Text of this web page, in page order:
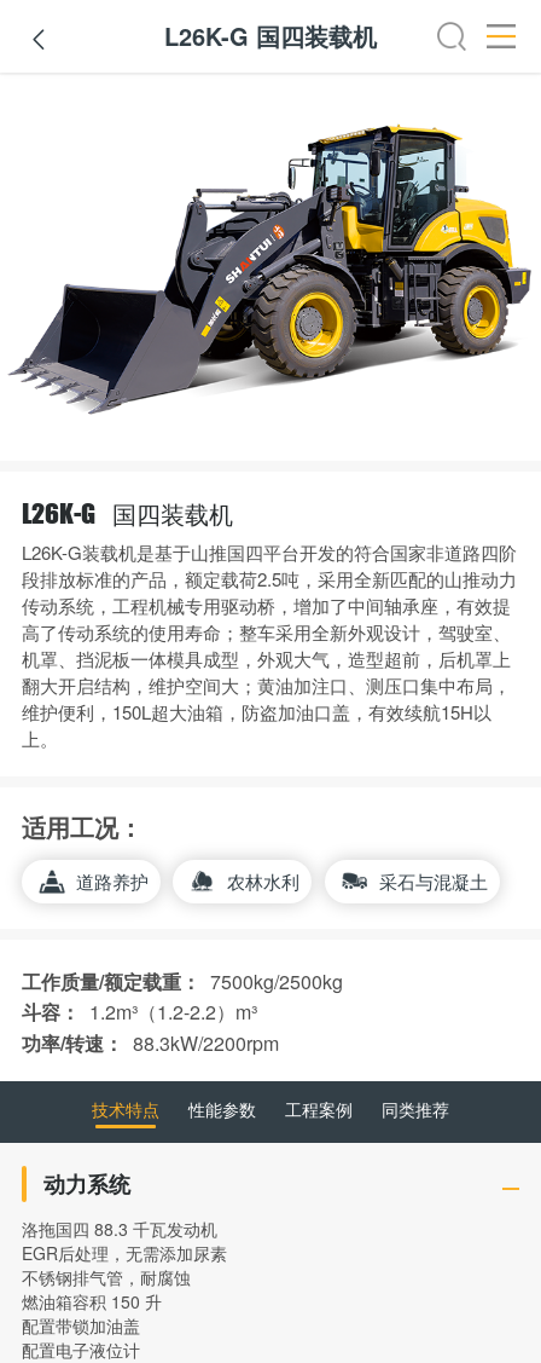
 L26K-G 国四装载机
L26K-G 国四装载机
L26K-G装载机是基于山推国四平台开发的符合国家非道路四阶
段排放标准的产品，额定载荷2.5吨，采用全新匹配的山推动力
传动系统，工程机械专用驱动桥，增加了中间轴承座，有效提
高了传动系统的使用寿命；整车采用全新外观设计，驾驶室、
机罩、挡泥板一体模具成型，外观大气，造型超前，后机罩上
翻大开启结构，维护空间大；黄油加注口、测压口集中布局，
维护便利，150L超大油箱，防盗加油口盖，有效续航15H以
上。
适用工况：
道路养护 农林水利 采石与混凝土
工作质量/额定载重：
7500kg/2500kg
斗容：
1.2m³（1.2-2.2）m³
功率/转速：
88.3kW/2200rpm
技术特点 性能参数 工程案例 同类推荐
动力系统
洛拖国四 88.3 千瓦发动机
EGR后处理，无需添加尿素
不锈钢排气管，耐腐蚀
燃油箱容积 150 升
配置带锁加油盖
配置电子液位计